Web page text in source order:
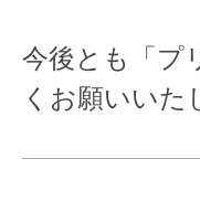
今後とも「プ
くお願いいた